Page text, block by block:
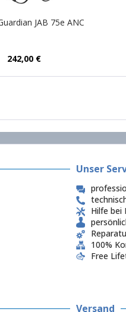
JAB 75e ANC
242,00 €
Unser
Hilfe bei
100%
Free
Versand